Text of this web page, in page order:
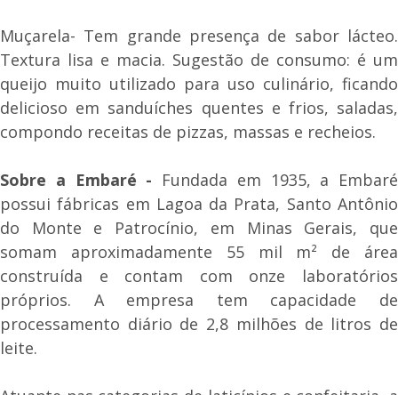
Muçarela- Tem grande presença de sabor lácteo.
Textura lisa e macia. Sugestão de consumo: é um
queijo muito utilizado para uso culinário, ficando
delicioso em sanduíches quentes e frios, saladas,
compondo receitas de pizzas, massas e recheios.
Sobre a Embaré - Fundada em 1935, a Embaré
possui fábricas em Lagoa da Prata, Santo Antônio
do Monte e Patrocínio, em Minas Gerais, que
somam aproximadamente 55 mil m² de área
construída e contam com onze laboratórios
próprios. A empresa tem capacidade de
processamento diário de 2,8 milhões de litros de
leite.